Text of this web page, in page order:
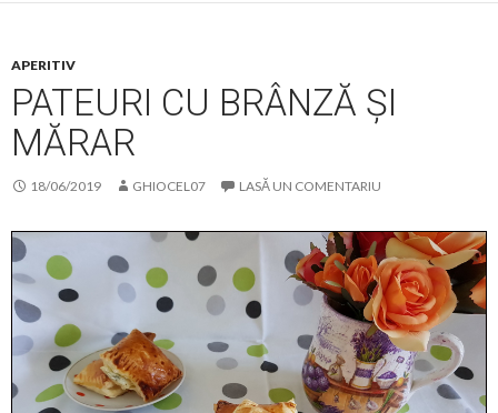
APERITIV
PATEURI CU BRÂNZĂ ȘI
MĂRAR
18/06/2019 GHIOCEL07 LASĂ UN COMENTARIU